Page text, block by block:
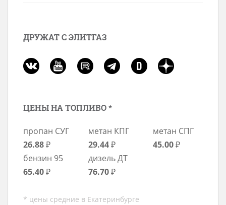
ДРУЖАТ С ЭЛИТГАЗ
ЦЕНЫ НА ТОПЛИВО *
пропан СУГ
26.88₽
метан КПГ
29.44₽
метан СПГ
45.00₽
бензин 95
65.40₽
дизель ДТ
76.70₽
* цены средние в Екатеринбурге